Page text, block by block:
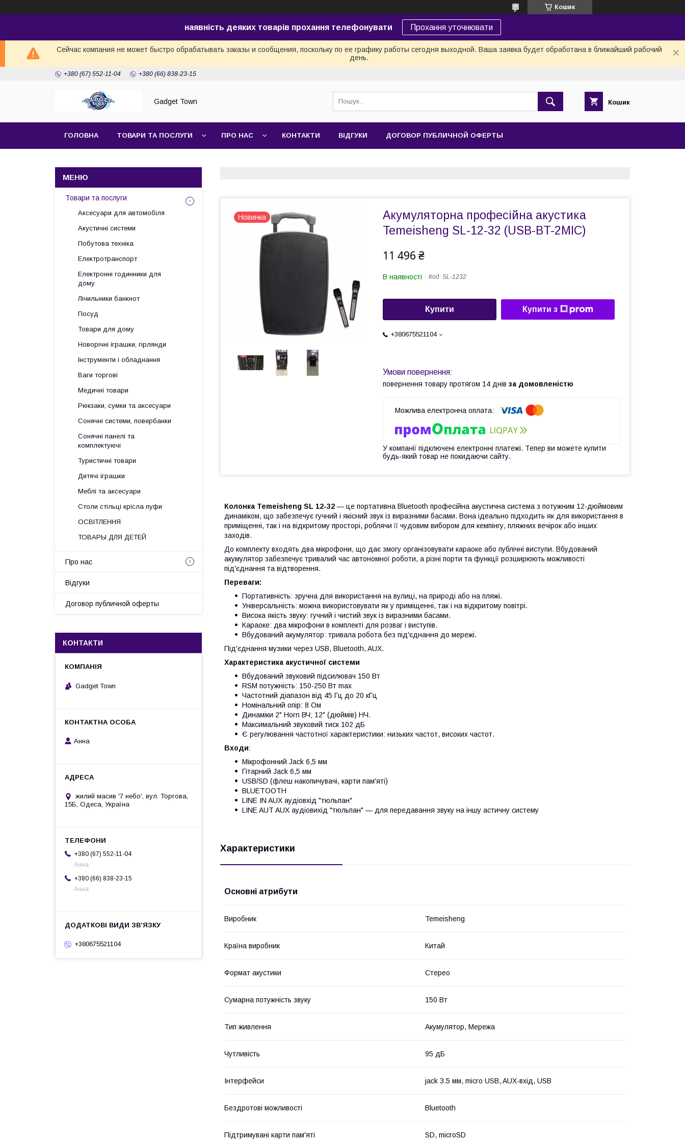
Кошик
наявність деяких товарів прохання телефонувати Прохання уточнювати
Сейчас компания не может быстро обрабатывать заказы и сообщения, поскольку по ее графику работы сегодня выходной. Ваша заявка будет обработана в ближайший рабочий
день.
+380 (67) 552-11-04 +380 (66) 838-23-15
Gadget Town Кошик
ГОЛОВНА ТОВАРИ ТА ПОСЛУГИ ПРО НАС КОНТАКТИ ВІДГУКИ ДОГОВОР ПУБЛИЧНОЙ ОФЕРТЫ
Новинка
Акумуляторна професійна акустика
Temeisheng SL-12-32 (USB-BT-2MIC)
11 496 ₴
В наявності Код: SL-1232
Купити Купити з
+380675521104
повернення товару протягом 14 днів за домовленістю
У компанії підключені електронні платежі. Тепер ви можете купити
будь-який товар не покидаючи сайту.
Колонка Temeisheng SL 12-32 — це портативна Bluetooth професійна акустична система з потужним 12-дюймовим
динаміком, що забезпечує гучний і якісний звук із виразними басами. Вона ідеально підходить як для використання в
приміщенні, так і на відкритому просторі, роблячи її чудовим вибором для кемпінгу, пляжних вечірок або інших
заходів.
До комплекту входять два мікрофони, що дає змогу організовувати караоке або публічні виступи. Вбудований
акумулятор забезпечує тривалий час автономної роботи, а різні порти та функції розширюють можливості
під'єднання та відтворення.
Переваги:
Портативність: зручна для використання на вулиці, на природі або на пляжі.
Універсальність: можна використовувати як у приміщенні, так і на відкритому повітрі.
Висока якість звуку: гучний і чистий звук із виразними басами.
Караоке: два мікрофони в комплекті для розваг і виступів.
Вбудований акумулятор: тривала робота без під'єднання до мережі.
Під'єднання музики через USB, Bluetooth, AUX.
Характеристика акустичної системи
Вбудований звуковий підсилювач 150 Вт
RSM потужність: 150-250 Вт max
Частотний діапазон від 45 Гц до 20 кГц
Номінальний опір: 8 Ом
Динаміки 2" Horn ВЧ; 12" (дюймів) НЧ.
Максимальний звуковий тиск 102 дБ
Є регулювання частотної характеристики: низьких частот, високих частот.
Входи:
Мікрофонний Jack 6,5 мм
Гітарний Jack 6,5 мм
USB/SD (флеш накопичувачі, карти пам'яті)
BLUETOOTH
LINE IN AUX аудіовхід "тюльпан"
LINE AUT AUX аудіовихід "тюльпан" — для передавання звуку на іншу астичну систему
Характеристики
Основні атрибути
Виробник Temeisheng
Країна виробник Китай
Формат акустики Стерео
Сумарна потужність звуку 150 Вт
Тип живлення Акумулятор, Мережа
Чутливість 95 дБ
Інтерфейси jack 3.5 мм, micro USB, AUX-вхід, USB
Бездротові можливості Bluetooth
Підтримувані карти пам'яті SD, microSD
Товари та послуги
Аксесуари для автомобіля
Акустичні системи
Побутова техніка
Електротранспорт
Електронні годинники для
дому
Лічильники банкнот
Посуд
Товари для дому
Новорічні іграшки, гірлянди
Інструменти і обладнання
Ваги торгові
Медичні товари
Рюкзаки, сумки та аксесуари
Сонячні системи, повербанки
Сонячні панелі та
комплектуючі
Туристичні товари
Дитячі іграшки
Меблі та аксесуари
Столи стільці крісла пуфи
ОСВІТЛЕННЯ
ТОВАРЫ ДЛЯ ДЕТЕЙ
Про нас
Відгуки
Договор публичной оферты
КОНТАКТИ
Gadget Town
Анна
жилий масив '7 небо', вул. Торгова,
15Б, Одеса, Україна
+380 (67) 552-11-04
Анна
+380 (66) 838-23-15
Анна
+380675521104